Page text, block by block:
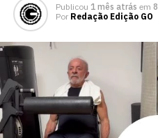
Publicou 1 mês atrás em
Por Redação Edição GO